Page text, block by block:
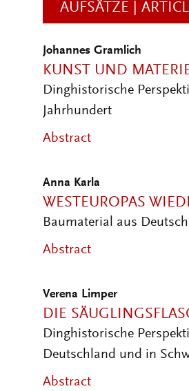
AUFSÄTZE |
Johannes Gramlich
KUNST UND
Dinghistorische
Jahrhundert
Abstract
Anna Karla
WESTEUROPAS
Baumaterial aus
Abstract
Verena Limper
DIE
Dinghistorische
Deutschland und in
Abstract